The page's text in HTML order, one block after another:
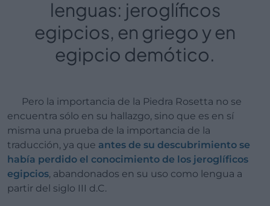
lenguas: jeroglíficos
egipcios, en griego y en
egipcio demótico.
Pero la importancia de la Piedra Rosetta no se
encuentra sólo en su hallazgo, sino que es en sí
misma una prueba de la importancia de la
traducción, ya que antes de su descubrimiento se
había perdido el conocimiento de los jeroglíficos
egipcios, abandonados en su uso como lengua a
partir del siglo III d.C.